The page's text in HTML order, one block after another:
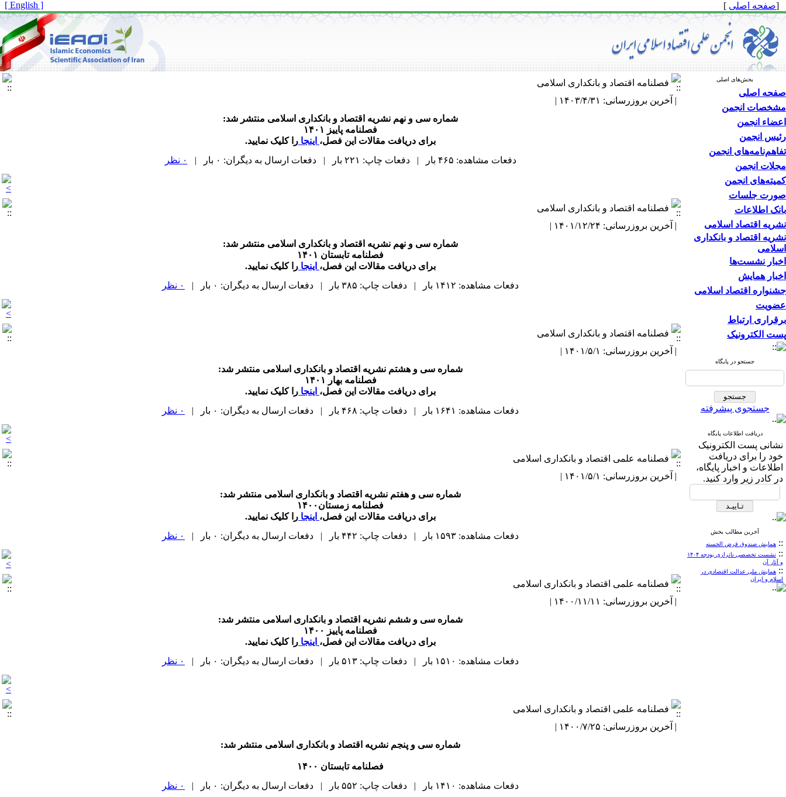
[صفحه اصلی ]
[ English ]
بخش‌های اصلی
صفحه اصلی
مشخصات انجمن
اعضاء انجمن
رئیس انجمن
تفاهم‌نامه‌های انجمن
مجلات انجمن
کمیته‌های انجمن
صورت جلسات
بانک اطلاعات
نشریه اقتصاد اسلامی
نشریه اقتصاد و بانکداری
اسلامی
اخبار نشست‌ها
اخبار همایش
جشنواره اقتصاد اسلامی
عضویت
برقراری ارتباط
پست الکترونیک
جستجو در پایگاه
جستجوی پیشرفته
دریافت اطلاعات پایگاه
نشانی پست الکترونیک
خود را برای دریافت
اطلاعات و اخبار پایگاه،
در کادر زیر وارد کنید.
آخرین مطالب بخش
:: همایش صندوق قرض الحسنه
::
نشست تخصصی ناترازی بودجه ۱۴۰۴
و آثار آن
:: همایش ملی عدالت اقتصادی در
اسلام و ایران
فصلنامه اقتصاد و بانکداری اسلامی
| آخرین بروزرسانی: ۱۴۰۳/۴/۳۱ |
شماره سی و نهم نشریه اقتصاد و بانکداری اسلامی منتشر شد:
فصلنامه پاییز ۱۴۰۱
برای دریافت مقالات این فصل، اینجا را کلیک نمایید.
دفعات مشاهده: ۴۶۵ بار | دفعات چاپ: ۲۲۱ بار | دفعات ارسال به دیگران: ۰ بار |
۰ نظر
فصلنامه اقتصاد و بانکداری اسلامی
| آخرین بروزرسانی: ۱۴۰۱/۱۲/۲۴ |
شماره سی و نهم نشریه اقتصاد و بانکداری اسلامی منتشر شد:
فصلنامه تابستان ۱۴۰۱
برای دریافت مقالات این فصل، اینجا را کلیک نمایید.
دفعات مشاهده: ۱۴۱۲ بار | دفعات چاپ: ۳۸۵ بار | دفعات ارسال به دیگران: ۰ بار |
۰ نظر
فصلنامه اقتصاد و بانکداری اسلامی
| آخرین بروزرسانی: ۱۴۰۱/۵/۱ |
شماره سی و هشتم نشریه اقتصاد و بانکداری اسلامی منتشر شد:
فصلنامه بهار ۱۴۰۱
برای دریافت مقالات این فصل، اینجا را کلیک نمایید.
دفعات مشاهده: ۱۶۴۱ بار | دفعات چاپ: ۴۶۸ بار | دفعات ارسال به دیگران: ۰ بار |
۰ نظر
فصلنامه علمی اقتصاد و بانکداری اسلامی
| آخرین بروزرسانی: ۱۴۰۱/۵/۱ |
شماره سی و هفتم نشریه اقتصاد و بانکداری اسلامی منتشر شد:
فصلنامه زمستان۱۴۰۰
برای دریافت مقالات این فصل، اینجا را کلیک نمایید.
دفعات مشاهده: ۱۵۹۳ بار | دفعات چاپ: ۴۴۲ بار | دفعات ارسال به دیگران: ۰ بار |
۰ نظر
فصلنامه علمی اقتصاد و بانکداری اسلامی
| آخرین بروزرسانی: ۱۴۰۰/۱۱/۱۱ |
شماره سی و ششم نشریه اقتصاد و بانکداری اسلامی منتشر شد:
فصلنامه پاییز ۱۴۰۰
برای دریافت مقالات این فصل، اینجا را کلیک نمایید.
دفعات مشاهده: ۱۵۱۰ بار | دفعات چاپ: ۵۱۳ بار | دفعات ارسال به دیگران: ۰ بار |
۰ نظر
فصلنامه علمی اقتصاد و بانکداری اسلامی
| آخرین بروزرسانی: ۱۴۰۰/۷/۲۵ |
شماره سی و پنجم نشریه اقتصاد و بانکداری اسلامی منتشر شد:
فصلنامه تابستان ۱۴۰۰
دفعات مشاهده: ۱۴۱۰ بار | دفعات چاپ: ۵۵۲ بار | دفعات ارسال به دیگران: ۰ بار |
۰ نظر